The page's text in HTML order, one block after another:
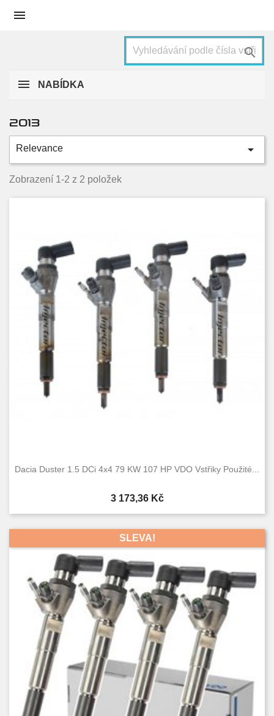


NABÍDKA
Nové 1 Used 1
2013
Relevance 
Zobrazení 1-2 z 2 položek
Dacia Duster 1.5 DCi 4x4 79 KW 107 HP VDO Vstřiky Použité...
Cena
3 173,36 Kč
SLEVA!